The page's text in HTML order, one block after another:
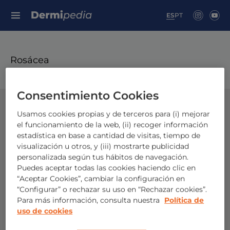
ESPT
Search for:
Rosácea
Consentimiento Cookies
Usamos cookies propias y de terceros para (i) mejorar
el funcionamiento de la web, (ii) recoger información
estadística en base a cantidad de visitas, tiempo de
visualización u otros, y (iii) mostrarte publicidad
personalizada según tus hábitos de navegación.
Puedes aceptar todas las cookies haciendo clic en
“Aceptar Cookies”, cambiar la configuración en
“Configurar” o rechazar su uso en “Rechazar cookies”.
Para más información, consulta nuestra
Política de
uso de cookies